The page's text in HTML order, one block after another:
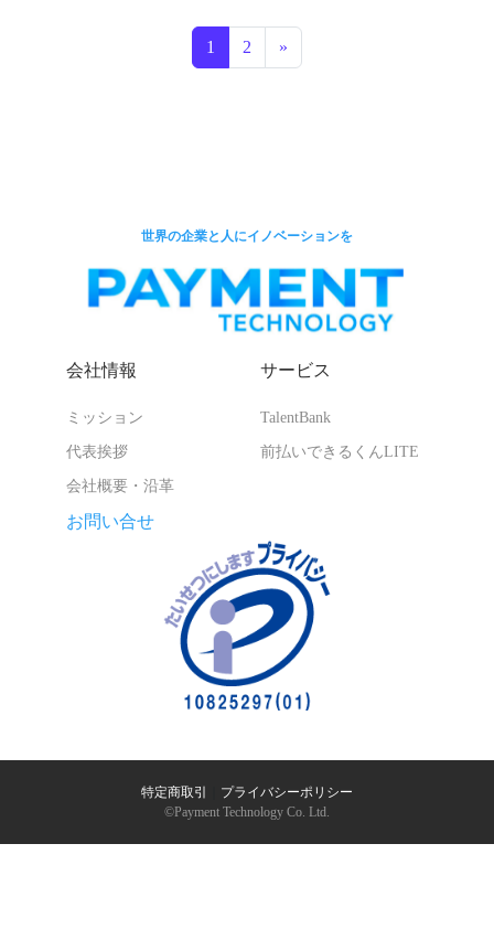
投稿ナビゲーション
1 2 »
世界の企業と人にイノベーションを
会社情報
ミッション
代表挨拶
会社概要・沿革
サービス
TalentBank
前払いできるくんLITE
お問い合せ
特定商取引
プライバシーポリシー
©︎Payment Technology Co. Ltd.